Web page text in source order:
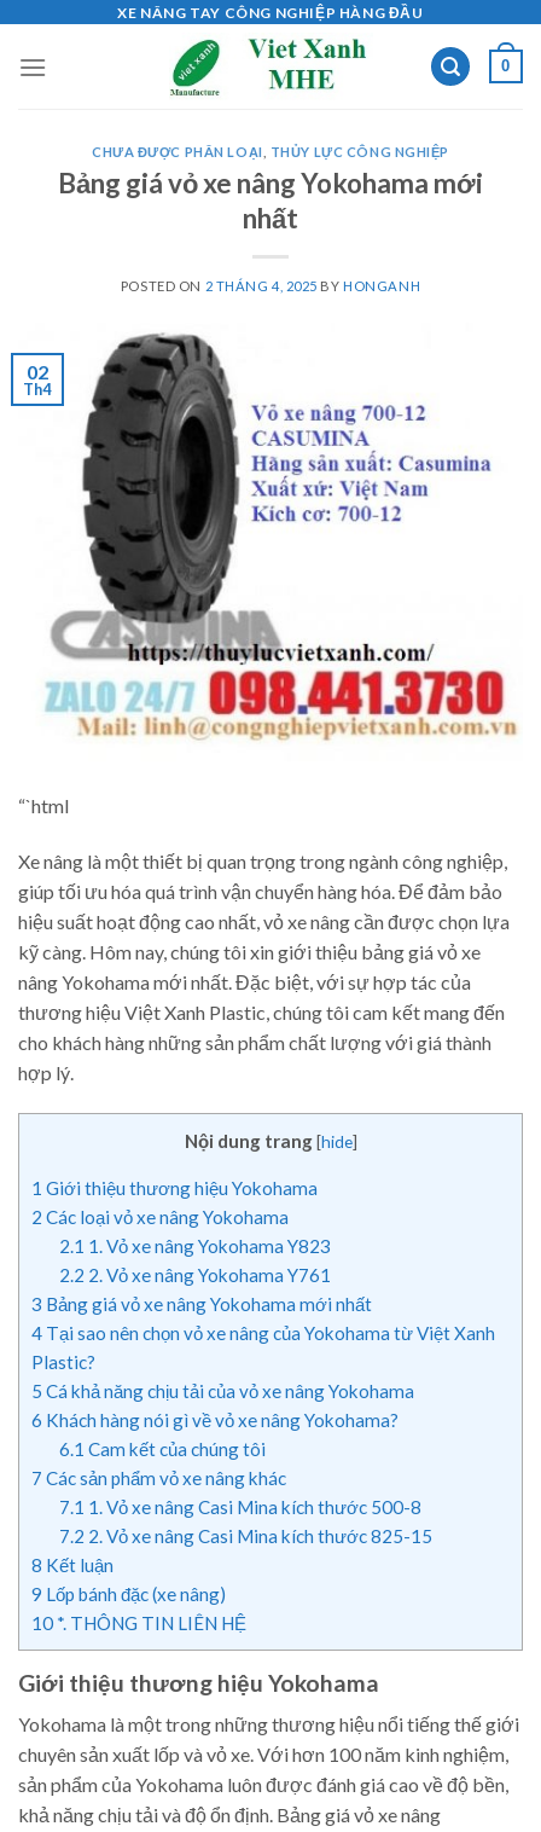
content
XE NÂNG TAY CÔNG NGHIỆP HÀNG ĐẦU
0
CHƯA ĐƯỢC PHÂN LOẠI THỦY LỰC CÔNG NGHIỆP
Bảng giá vỏ xe nâng Yokohama mới
nhất
POSTED ON 2 THÁNG 4, 2025 BYHONGANH
02
Th4
“`html
Xe nâng là một thiết bị quan trọng trong ngành công nghiệp,
giúp tối ưu hóa quá trình vận chuyển hàng hóa. Để đảm bảo
hiệu suất hoạt động cao nhất, vỏ xe nâng cần được chọn lựa
kỹ càng. Hôm nay, chúng tôi xin giới thiệu bảng giá vỏ xe
nâng Yokohama mới nhất. Đặc biệt, với sự hợp tác của
thương hiệu Việt Xanh Plastic, chúng tôi cam kết mang đến
cho khách hàng những sản phẩm chất lượng với giá thành
hợp lý.
Nội dung trang [hide]
1 Giới thiệu thương hiệu Yokohama
2 Các loại vỏ xe nâng Yokohama
2.1 1. Vỏ xe nâng Yokohama Y823
2.2 2. Vỏ xe nâng Yokohama Y761
3 Bảng giá vỏ xe nâng Yokohama mới nhất
4 Tại sao nên chọn vỏ xe nâng của Yokohama từ Việt Xanh
Plastic?
5 Cá khả năng chịu tải của vỏ xe nâng Yokohama
6 Khách hàng nói gì về vỏ xe nâng Yokohama?
6.1 Cam kết của chúng tôi
7 Các sản phẩm vỏ xe nâng khác
7.1 1. Vỏ xe nâng Casi Mina kích thước 500-8
7.2 2. Vỏ xe nâng Casi Mina kích thước 825-15
8 Kết luận
9 Lốp bánh đặc (xe nâng)
10 *. THÔNG TIN LIÊN HỆ
Giới thiệu thương hiệu Yokohama
Yokohama là một trong những thương hiệu nổi tiếng thế giới
chuyên sản xuất lốp và vỏ xe. Với hơn 100 năm kinh nghiệm,
sản phẩm của Yokohama luôn được đánh giá cao về độ bền,
khả năng chịu tải và độ ổn định. Bảng giá vỏ xe nâng